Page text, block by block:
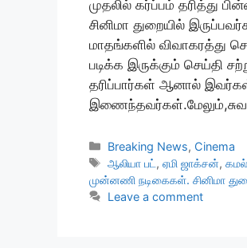
முதலில் கர்ப்பம் தரித்து
சினிமா துறையில்
மாதங்களில் விவாகரத்து
படிக்க இருக்கும் செய்தி
தரிப்பார்கள் ஆனால் இவர்கள்
Categories
Breaking News, Cinema
Tags
ஆலியா பட் ,ஏமி ஜாக்சன்,கமல்
முன்னணி நடிகைகள். சினிமா
Leave a comment